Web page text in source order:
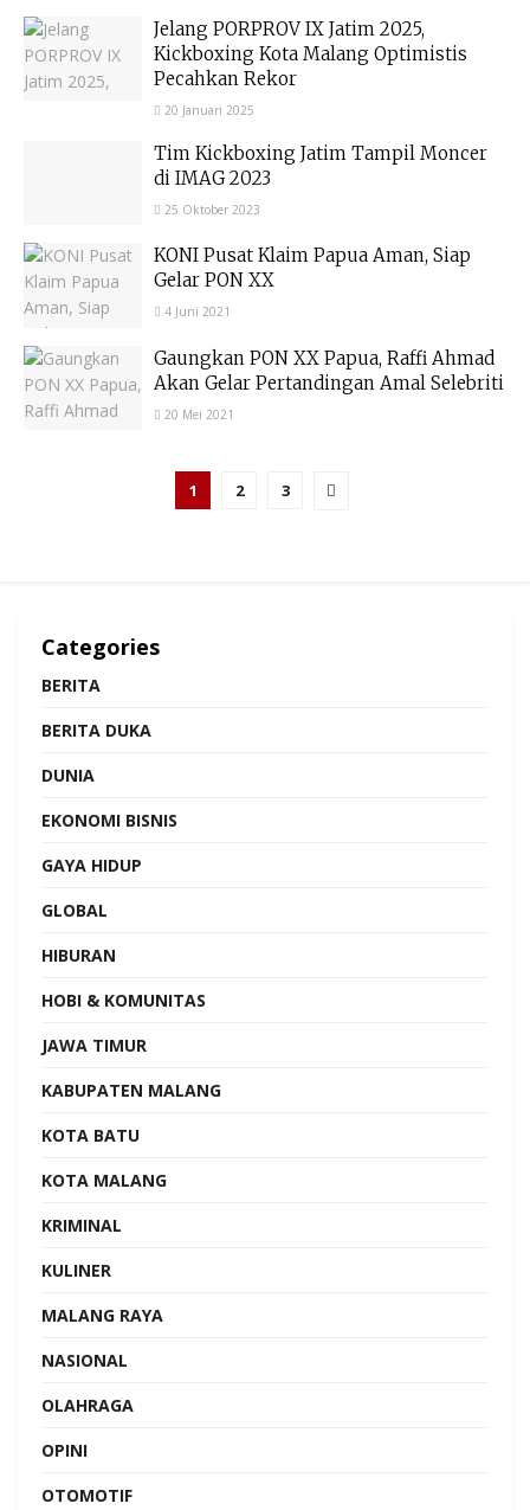
Jelang PORPROV IX Jatim 2025,
Kickboxing Kota Malang Optimistis
Pecahkan Rekor
20 Januari 2025
Tim Kickboxing Jatim Tampil Moncer
di IMAG 2023
25 Oktober 2023
KONI Pusat Klaim Papua Aman, Siap
Gelar PON XX
4 Juni 2021
Gaungkan PON XX Papua, Raffi Ahmad
Akan Gelar Pertandingan Amal Selebriti
20 Mei 2021
1 2 3
Categories
BERITA
BERITA DUKA
DUNIA
EKONOMI BISNIS
GAYA HIDUP
GLOBAL
HIBURAN
HOBI & KOMUNITAS
JAWA TIMUR
KABUPATEN MALANG
KOTA BATU
KOTA MALANG
KRIMINAL
KULINER
MALANG RAYA
NASIONAL
OLAHRAGA
OPINI
OTOMOTIF